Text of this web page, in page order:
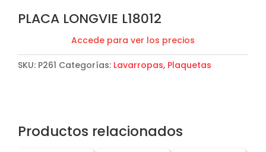
PLACA LONGVIE L18012
Accede para ver los precios
SKU: P261 Categorías: Lavarropas, Plaquetas
Productos relacionados